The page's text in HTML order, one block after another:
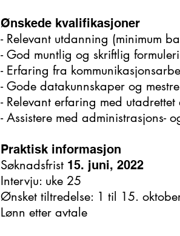
Ønskede kvalifikasjoner
- Relevant utdanning (minimum
- God muntlig og skriftlig
- Erfaring fra
- Gode datakunnskaper og
- Relevant erfaring med
- Assistere med administrasjons-
Praktisk informasjon
Søknadsfrist 15. juni, 2022
Intervju: uke 25
Ønsket tiltredelse: 1 til 15.
Lønn etter avtale